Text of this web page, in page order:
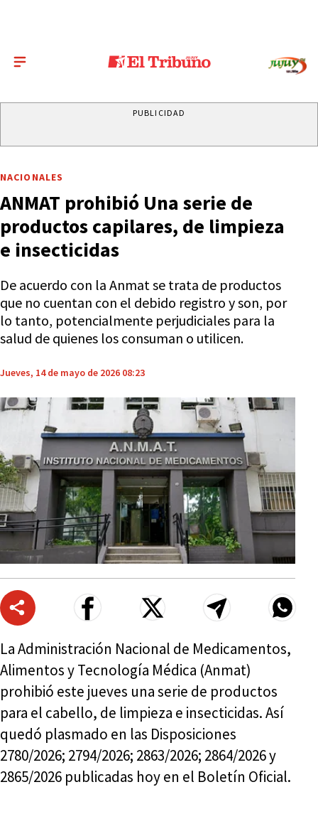
PUBLICIDAD
NACIONALES
ANMAT prohibió Una serie de
productos capilares, de limpieza
e insecticidas
De acuerdo con la Anmat se trata de productos
que no cuentan con el debido registro y son, por
lo tanto, potencialmente perjudiciales para la
salud de quienes los consuman o utilicen.
Jueves, 14 de mayo de 2026 08:23
La Administración Nacional de Medicamentos,
Alimentos y Tecnología Médica (Anmat)
prohibió este jueves una serie de productos
para el cabello, de limpieza e insecticidas. Así
quedó plasmado en las Disposiciones
2780/2026; 2794/2026; 2863/2026; 2864/2026 y
2865/2026 publicadas hoy en el Boletín Oficial.